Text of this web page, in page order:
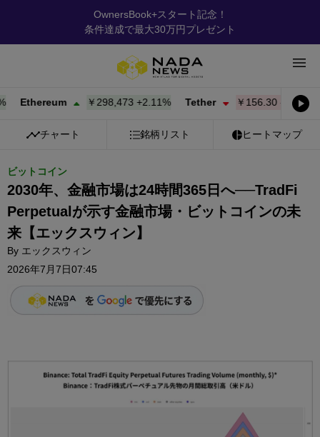
OwnersBook+スタート記念！
条件達成で最大30万円プレゼント
￥298,473+2.11% Tether ￥156.30-0.02%
チャート 銘柄リスト ヒートマップ
ビットコイン
2030年、金融市場は24時間365日へ──TradFi
Perpetualが示す金融市場・ビットコインの未
来【エックスウィン】
By エックスウィン
2026年7月7日07:45